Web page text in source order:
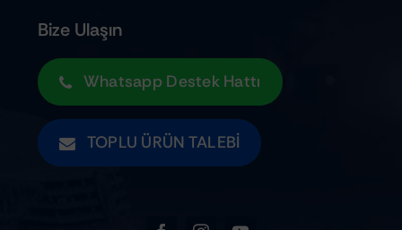
Bize Ulaşın
Whatsapp Destek Hattı
TOPLU ÜRÜN TALEBI